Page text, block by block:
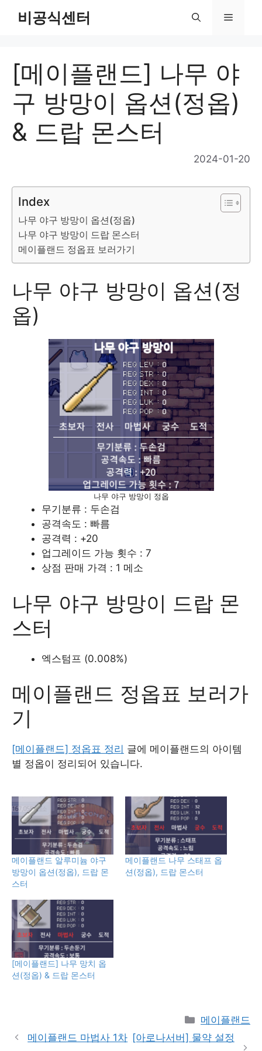
비공식센터 Menu
[메이플랜드] 나무 야
구 방망이 옵션(정옵)
& 드랍 몬스터
2024-01-20
Index
나무 야구 방망이 옵션(정옵)
나무 야구 방망이 드랍 몬스터
메이플랜드 정옵표 보러가기
나무 야구 방망이 옵션(정
옵)
나무 야구 방망이 정옵
무기분류 : 두손검
공격속도 : 빠름
공격력 : +20
업그레이드 가능 횟수 : 7
상점 판매 가격 : 1 메소
나무 야구 방망이 드랍 몬
스터
엑스텀프 (0.008%)
메이플랜드 정옵표 보러가
기
[메이플랜드] 정옵표 정리 글에 메이플랜드의 아이템
별 정옵이 정리되어 있습니다.
메이플랜드 알루미늄 야구
방망이 옵션(정옵), 드랍 몬
스터
메이플랜드 나무 스태프 옵
션(정옵), 드랍 몬스터
[메이플랜드] 나무 망치 옵
션(정옵) & 드랍 몬스터
Categories
메이플랜드
메이플랜드 마법사 1차 [아로나서버] 물약 설정